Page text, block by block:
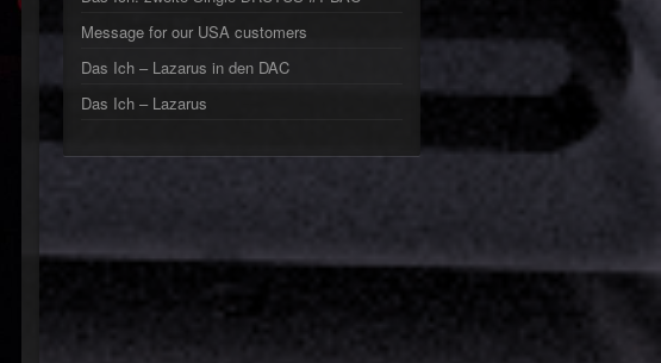
►
►
►
Message for our USA customers
Das Ich – Lazarus in den DAC
Das Ich – Lazarus